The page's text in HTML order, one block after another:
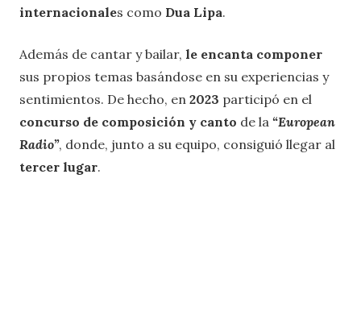
internacionales como Dua Lipa.
Además de cantar y bailar, le encanta componer
sus propios temas basándose en su experiencias y
sentimientos. De hecho, en 2023 participó en el
concurso de composición y canto de la “European
Radio”, donde, junto a su equipo, consiguió llegar al
tercer lugar.